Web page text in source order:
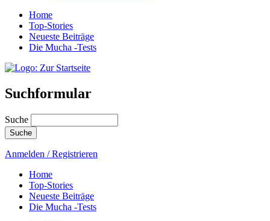
Home
Top-Stories
Neueste Beiträge
Die Mucha -Tests
Suchformular
Suche
Anmelden / Registrieren
Home
Top-Stories
Neueste Beiträge
Die Mucha -Tests